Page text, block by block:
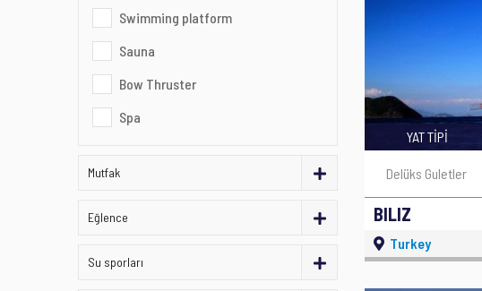
Swimming platform
Sauna
Bow Thruster
Spa
Mutfak
Eğlence
Su sporları
BILIZ
YAT TİPİ
Delüks Guletler
Turkey